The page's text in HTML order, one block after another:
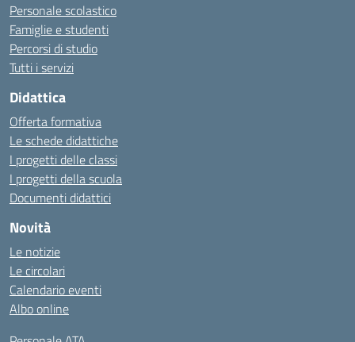
Personale scolastico
Famiglie e studenti
Percorsi di studio
Tutti i servizi
Didattica
Offerta formativa
Le schede didattiche
I progetti delle classi
I progetti della scuola
Documenti didattici
Novità
Le notizie
Le circolari
Calendario eventi
Albo online